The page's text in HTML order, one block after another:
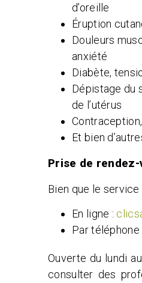
d’oreille
Éruption
Douleurs
anxiété
Diabète,
Dépistage du
de l’utérus
Et bien
Prise de
Bien que le
En ligne :
Par
Ouverte du lundi
consulter des